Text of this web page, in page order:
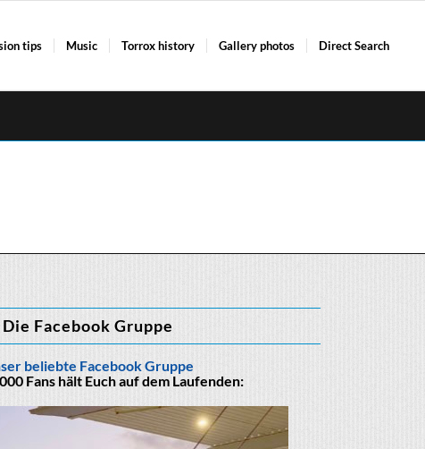
tips Music Torrox history Gallery photos Direct Search
Die Facebook Gruppe
beliebte Facebook Gruppe
Fans hält Euch auf dem Laufenden: